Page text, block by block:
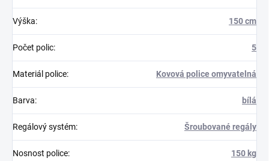
Výška: 150 cm
Počet polic: 5
Materiál police: Kovová police omyvatelná
Barva: bílá
Regálový systém: Šroubované regály
Nosnost police: 150 kg